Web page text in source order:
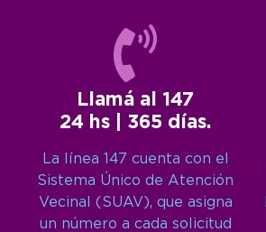
Llamá al 147
24 hs | 365 días.
La línea 147 cuenta con el
Sistema Único de Atención
Vecinal (SUAV), que asigna
un número a cada solicitud